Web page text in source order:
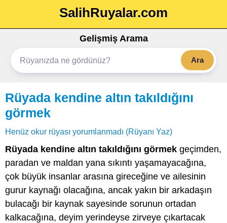
SalihRuyalar.com
Gelişmiş Arama
Ara
Rüyada kendine altın takıldığını
görmek
Henüz okur rüyası yorumlanmadı (Rüyanı Yaz)
Rüyada kendine altın takıldığını görmek geçimden,
paradan ve maldan yana sıkıntı yaşamayacağına,
çok büyük insanlar arasına gireceğine ve ailesinin
gurur kaynağı olacağına, ancak yakın bir arkadaşın
bulacağı bir kaynak sayesinde sorunun ortadan
kalkacağına, deyim yerindeyse zirveye çıkartacak